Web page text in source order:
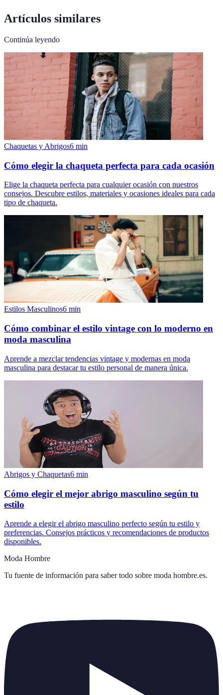
Artículos similares
Continúa leyendo
Chaquetas y Abrigos6 min
Cómo elegir la chaqueta perfecta para cada ocasión
Elige la chaqueta perfecta para cualquier ocasión con nuestros
consejos. Descubre estilos, materiales y ocasiones ideales para cada
tipo de chaqueta.
Estilos Masculinos6 min
Cómo combinar el estilo vintage con lo moderno en
moda masculina
Aprende a mezclar tendencias vintage y modernas en moda
masculina para destacar tu estilo personal de manera única.
Abrigos y Chaquetas6 min
Cómo elegir el mejor abrigo masculino según tu
estilo
Aprende a elegir el abrigo masculino perfecto según tu estilo y
preferencias. Consejos prácticos y recomendaciones de productos
disponibles.
Moda Hombre
Tu fuente de información para saber todo sobre moda hombre.es.